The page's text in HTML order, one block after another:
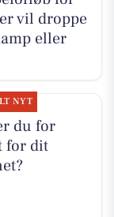
vil droppe
eller
NYT
du for
for dit